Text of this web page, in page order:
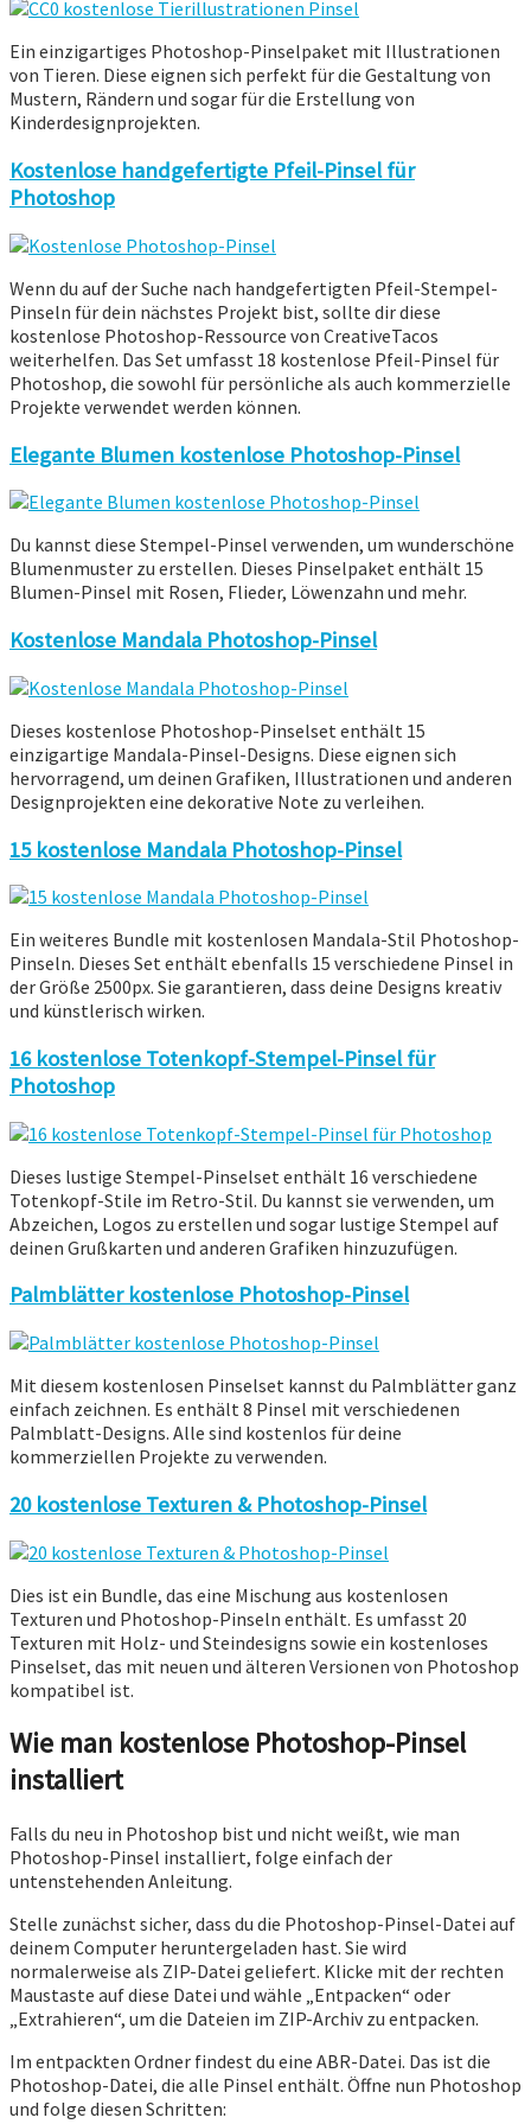
Ein einzigartiges Photoshop-Pinselpaket mit Illustrationen
von Tieren. Diese eignen sich perfekt für die Gestaltung von
Mustern, Rändern und sogar für die Erstellung von
Kinderdesignprojekten.
Kostenlose handgefertigte Pfeil-Pinsel für
Photoshop
Wenn du auf der Suche nach handgefertigten Pfeil-Stempel-
Pinseln für dein nächstes Projekt bist, sollte dir diese
kostenlose Photoshop-Ressource von CreativeTacos
weiterhelfen. Das Set umfasst 18 kostenlose Pfeil-Pinsel für
Photoshop, die sowohl für persönliche als auch kommerzielle
Projekte verwendet werden können.
Elegante Blumen kostenlose Photoshop-Pinsel
Du kannst diese Stempel-Pinsel verwenden, um wunderschöne
Blumenmuster zu erstellen. Dieses Pinselpaket enthält 15
Blumen-Pinsel mit Rosen, Flieder, Löwenzahn und mehr.
Kostenlose Mandala Photoshop-Pinsel
Dieses kostenlose Photoshop-Pinselset enthält 15
einzigartige Mandala-Pinsel-Designs. Diese eignen sich
hervorragend, um deinen Grafiken, Illustrationen und anderen
Designprojekten eine dekorative Note zu verleihen.
15 kostenlose Mandala Photoshop-Pinsel
Ein weiteres Bundle mit kostenlosen Mandala-Stil Photoshop-
Pinseln. Dieses Set enthält ebenfalls 15 verschiedene Pinsel in
der Größe 2500px. Sie garantieren, dass deine Designs kreativ
und künstlerisch wirken.
16 kostenlose Totenkopf-Stempel-Pinsel für
Photoshop
Dieses lustige Stempel-Pinselset enthält 16 verschiedene
Totenkopf-Stile im Retro-Stil. Du kannst sie verwenden, um
Abzeichen, Logos zu erstellen und sogar lustige Stempel auf
deinen Grußkarten und anderen Grafiken hinzuzufügen.
Palmblätter kostenlose Photoshop-Pinsel
Mit diesem kostenlosen Pinselset kannst du Palmblätter ganz
einfach zeichnen. Es enthält 8 Pinsel mit verschiedenen
Palmblatt-Designs. Alle sind kostenlos für deine
kommerziellen Projekte zu verwenden.
20 kostenlose Texturen & Photoshop-Pinsel
Dies ist ein Bundle, das eine Mischung aus kostenlosen
Texturen und Photoshop-Pinseln enthält. Es umfasst 20
Texturen mit Holz- und Steindesigns sowie ein kostenloses
Pinselset, das mit neuen und älteren Versionen von Photoshop
kompatibel ist.
Wie man kostenlose Photoshop-Pinsel
installiert
Falls du neu in Photoshop bist und nicht weißt, wie man
Photoshop-Pinsel installiert, folge einfach der
untenstehenden Anleitung.
Stelle zunächst sicher, dass du die Photoshop-Pinsel-Datei auf
deinem Computer heruntergeladen hast. Sie wird
normalerweise als ZIP-Datei geliefert. Klicke mit der rechten
Maustaste auf diese Datei und wähle „Entpacken“ oder
„Extrahieren“, um die Dateien im ZIP-Archiv zu entpacken.
Im entpackten Ordner findest du eine ABR-Datei. Das ist die
Photoshop-Datei, die alle Pinsel enthält. Öffne nun Photoshop
und folge diesen Schritten: